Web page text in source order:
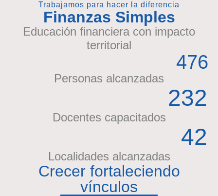
Trabajamos para hacer la diferencia
Finanzas Simples
Educación financiera con impacto
territorial
476
Personas alcanzadas
232
Docentes capacitados
42
Localidades alcanzadas
Crecer fortaleciendo
vínculos